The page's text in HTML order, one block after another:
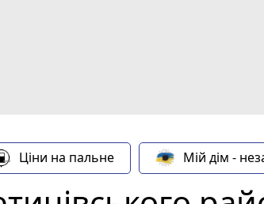
Ціни на пальне Мій дім -